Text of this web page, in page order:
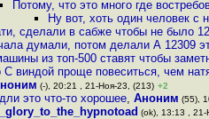
Потому, что это много где
Ну вот, хоть один человек с
сделали в сабже чтобы не было
думали, потом делали А 12309
из топ-500 ставят чтобы
С виндой проще повеситься, чем
(-), 20:21 , 21-Ноя-23, (213) +2
это что-то хорошее, Аноним (55),
(ok), 13:13 , 21-